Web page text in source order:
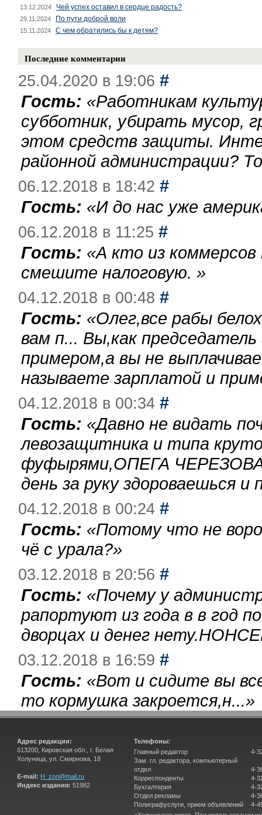
13.12.2024 Чей успех оставил в сердце радость?
29.11.2024 По пути доброй воли
15.11.2024 С чем обратились бы к детям?
Последние комментарии
25.04.2020 в 19:06 #
Гость: «Работникам
субботник, убирать мусор,
этом средств защиты.
районной администрации?
06.12.2018 в 18:42 #
Гость: «И до нас уже
06.12.2018 в 11:25 #
Гость: «А кто из
смешите налоговую. »
04.12.2018 в 00:48 #
Гость: «Олег,все рабы
вам п... Вы,как
примером,а вы не
называете зарплатой и
04.12.2018 в 00:34 #
Гость: «Давно не видать
левозащитника и типа
фуфырями,ОПЕГА
день за руку здороваешься
04.12.2018 в 00:24 #
Гость: «Потому что не
чё с урала?»
03.12.2018 в 20:56 #
Гость: «Почему у
рапортуют из года в в год
дворцах и денег
03.12.2018 в 16:59 #
Гость: «Вот и сидите вы
то кормушка закроется,н...»
Адрес редакции:
613200, Кировская обл., г. Белая
Холуница, ул. Смирнова, 18
E-mail: H_zori@mail.ru
Индекс издания: 51982
Телефоны:
Главный редактор
Зам. гл. редактора, компьютерный
отдел
Корреспонденты
Бухгалтерия
Отдел рекламы
Полиграфуслуги, прием объявлений
4-
4-
4-
4-
4-
4-